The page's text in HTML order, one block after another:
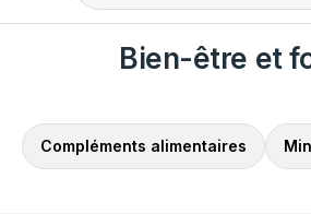
Bien-être et
Compléments alimentaires